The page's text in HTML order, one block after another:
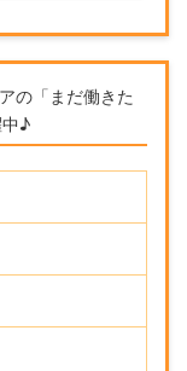
の「まだ働きた
♪